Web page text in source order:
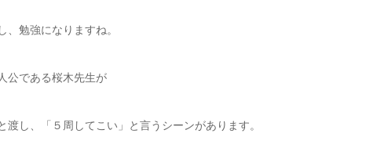
、勉強になりますね。
公である桜木先生が
渡し、「５周してこい」と言うシーンがあります。